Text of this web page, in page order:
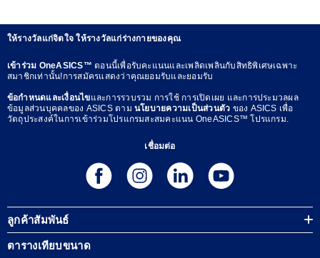
ให้รางวัลแก่จิตใจ ให้รางวัลแก่ร่างกายของคุณ
เข้าร่วม OneASICS™ตอนนี้เพื่อรับคะแนนและเพลิดเพลินกับสิทธิพิเศษเฉพาะ
สมาชิกเท่านั้น!การสมัครแสดงว่าคุณยอมรับและยอมรับ
ข้อกำหนดและเงื่อนไขและการรวบรวม การใช้ การเปิดเผย และการประมวลผล
ข้อมูลส่วนบุคคลของ ASICS ตาม นโยบายความเป็นส่วนตัว ของ ASICS เพื่อ
วัตถุประสงค์ในการเข้าร่วมโปรแกรมสะสมคะแนน OneASICS™ โปรแกรม.
เชื่อมต่อ
ลูกค้าสัมพันธ์
ตารางเทียบขนาด